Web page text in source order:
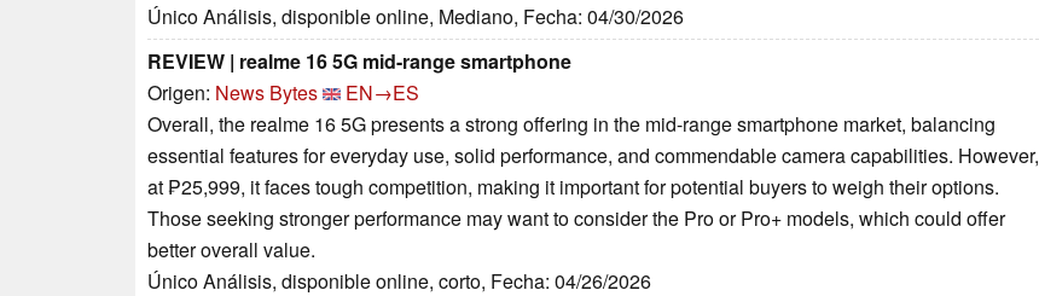
Único Análisis, disponible online, Mediano, Fecha: 04/30/2026
REVIEW | realme 16 5G mid-range smartphone
Origen: News Bytes
EN→ES
Overall, the realme 16 5G presents a strong offering in the mid-range smartphone market, balancing
essential features for everyday use, solid performance, and commendable camera capabilities. However,
at ₱25,999, it faces tough competition, making it important for potential buyers to weigh their options.
Those seeking stronger performance may want to consider the Pro or Pro+ models, which could offer
better overall value.
Único Análisis, disponible online, corto, Fecha: 04/26/2026